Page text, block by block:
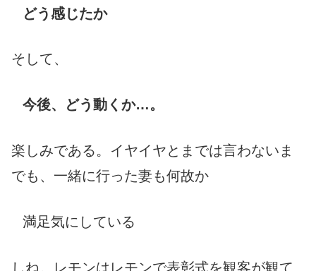
どう感じたか
そして、
今後、どう動くか…。
楽しみである。イヤイヤとまでは言わないま
でも、一緒に行った妻も何故か
満足気にしている
しね。レモンはレモンで表彰式を観客が観て